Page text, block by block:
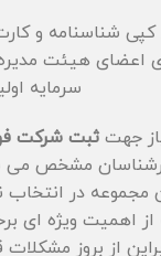
شناسنامه و
اعضای هیئت
سرمایه
جهتثبت شرکت
مشخص می
مجموعه در
اهمیت ویژه ‌ای
از بروز